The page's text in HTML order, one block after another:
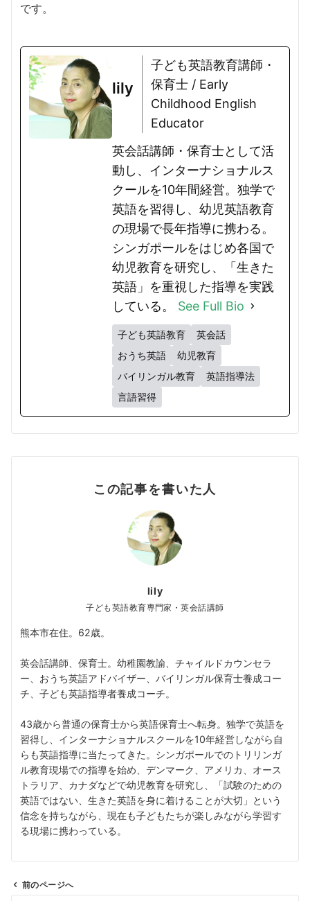
です。
lily
子ども英語教育講師・
保育士 / Early
Childhood English
Educator
英会話講師・保育士として活
動し、インターナショナルス
クールを10年間経営。独学で
英語を習得し、幼児英語教育
の現場で長年指導に携わる。
シンガポールをはじめ各国で
幼児教育を研究し、「生きた
英語」を重視した指導を実践
している。 See Full Bio
子ども英語教育
英会話
おうち英語
幼児教育
バイリンガル教育
英語指導法
言語習得
この記事を書いた人
lily
子ども英語教育専門家・英会話講師
熊本市在住。62歳。
英会話講師、保育士。幼稚園教諭、チャイルドカウンセラ
ー、おうち英語アドバイザー、バイリンガル保育士養成コー
チ、子ども英語指導者養成コーチ。
43歳から普通の保育士から英語保育士へ転身。独学で英語を
習得し、インターナショナルスクールを10年経営しながら自
らも英語指導に当たってきた。シンガポールでのトリリンガ
ル教育現場での指導を始め、デンマーク、アメリカ、オース
トラリア、カナダなどで幼児教育を研究し、「試験のための
英語ではない、生きた英語を身に着けることが大切」という
信念を持ちながら、現在も子どもたちが楽しみながら学習す
る現場に携わっている。
前のページへ